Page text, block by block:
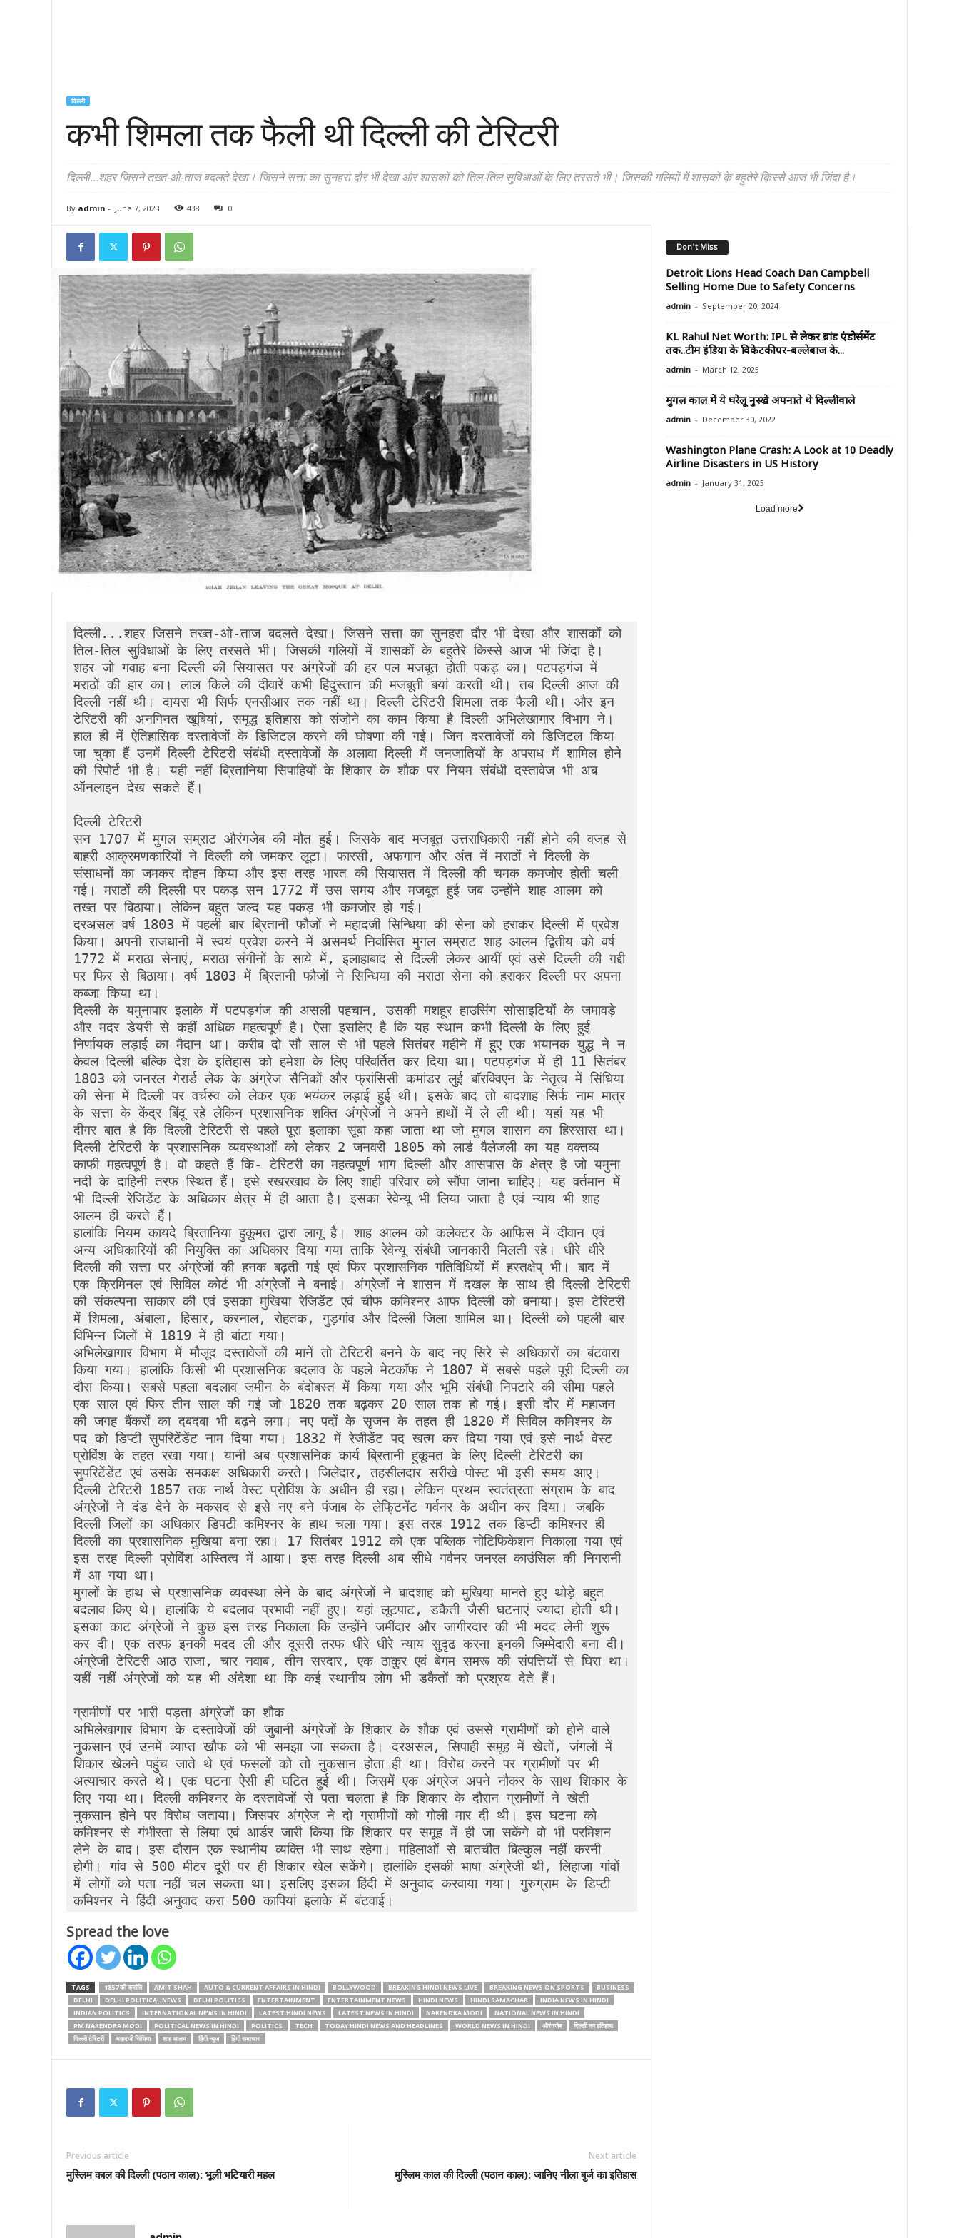
दिल्ली
कभी शिमला तक फैली थी दिल्ली की टेरिटरी
दिल्ली...शहर जिसने तख्त-ओ-ताज बदलते देखा। जिसने सत्ता का सुनहरा दौर भी देखा और शासकों को तिल-तिल सुविधाओं के लिए तरसते भी। जिसकी गलियों में शासकों के बहुतेरे किस्से आज भी जिंदा है।
By admin - June 7, 2023 438 0
दिल्ली...शहर जिसने तख्त-ओ-ताज बदलते देखा। जिसने सत्ता का सुनहरा दौर भी देखा और शासकों को
तिल-तिल सुविधाओं के लिए तरसते भी। जिसकी गलियों में शासकों के बहुतेरे किस्से आज भी जिंदा है।
शहर जो गवाह बना दिल्ली की सियासत पर अंग्रेजों की हर पल मजबूत होती पकड़ का। पटपड़गंज में
मराठों की हार का। लाल किले की दीवारें कभी हिंदुस्तान की मजबूती बयां करती थी। तब दिल्ली आज की
दिल्ली नहीं थी। दायरा भी सिर्फ एनसीआर तक नहीं था। दिल्ली टेरिटरी शिमला तक फैली थी। और इन
टेरिटरी की अनगिनत खूबियां, समृद्ध इतिहास को संजोने का काम किया है दिल्ली अभिलेखागार विभाग ने।
हाल ही में ऐतिहासिक दस्तावेजों के डिजिटल करने की घोषणा की गई। जिन दस्तावेजों को डिजिटल किया
जा चुका हैं उनमें दिल्ली टेरिटरी संबंधी दस्तावेजों के अलावा दिल्ली में जनजातियों के अपराध में शामिल होने
की रिपोर्ट भी है। यही नहीं ब्रितानिया सिपाहियों के शिकार के शौक पर नियम संबंधी दस्तावेज भी अब
ऑनलाइन देख सकते हैं।
दिल्ली टेरिटरी
सन 1707 में मुगल सम्राट औरंगजेब की मौत हुई। जिसके बाद मजबूत उत्तराधिकारी नहीं होने की वजह से
बाहरी आक्रमणकारियों ने दिल्ली को जमकर लूटा। फारसी, अफगान और अंत में मराठों ने दिल्ली के
संसाधनों का जमकर दोहन किया और इस तरह भारत की सियासत में दिल्ली की चमक कमजोर होती चली
गई। मराठों की दिल्ली पर पकड़ सन 1772 में उस समय और मजबूत हुई जब उन्होंने शाह आलम को
तख्त पर बिठाया। लेकिन बहुत जल्द यह पकड़ भी कमजोर हो गई।
दरअसल वर्ष 1803 में पहली बार ब्रितानी फौजों ने महादजी सिन्धिया की सेना को हराकर दिल्ली में प्रवेश
किया। अपनी राजधानी में स्वयं प्रवेश करने में असमर्थ निर्वासित मुगल सम्राट शाह आलम द्वितीय को वर्ष
1772 में मराठा सेनाएं, मराठा संगीनों के साये में, इलाहाबाद से दिल्ली लेकर आयीं एवं उसे दिल्ली की गद्दी
पर फिर से बिठाया। वर्ष 1803 में ब्रितानी फौजों ने सिन्धिया की मराठा सेना को हराकर दिल्ली पर अपना
कब्जा किया था।
दिल्ली के यमुनापार इलाके में पटपड़गंज की असली पहचान, उसकी मशहूर हाउसिंग सोसाइटियों के जमावड़े
और मदर डेयरी से कहीं अधिक महत्वपूर्ण है। ऐसा इसलिए है कि यह स्थान कभी दिल्ली के लिए हुई
निर्णायक लड़ाई का मैदान था। करीब दो सौ साल से भी पहले सितंबर महीने में हुए एक भयानक युद्ध ने न
केवल दिल्ली बल्कि देश के इतिहास को हमेशा के लिए परिवर्तित कर दिया था। पटपड़गंज में ही 11 सितंबर
1803 को जनरल गेरार्ड लेक के अंग्रेज सैनिकों और फ्रांसिसी कमांडर लुई बॉरक्विएन के नेतृत्व में सिंधिया
की सेना में दिल्ली पर वर्चस्व को लेकर एक भयंकर लड़ाई हुई थी। इसके बाद तो बादशाह सिर्फ नाम मात्र
के सत्ता के केंद्र बिंदू रहे लेकिन प्रशासनिक शक्ति अंग्रेजों ने अपने हाथों में ले ली थी। यहां यह भी
दीगर बात है कि दिल्ली टेरिटरी से पहले पूरा इलाका सूबा कहा जाता था जो मुगल शासन का हिस्सास था।
दिल्ली टेरिटरी के प्रशासनिक व्यवस्थाओं को लेकर 2 जनवरी 1805 को लार्ड वैलेजली का यह वक्तव्य
काफी महत्वपूर्ण है। वो कहते हैं कि- टेरिटरी का महत्वपूर्ण भाग दिल्ली और आसपास के क्षेत्र है जो यमुना
नदी के दाहिनी तरफ स्थित हैं। इसे रखरखाव के लिए शाही परिवार को सौंपा जाना चाहिए। यह वर्तमान में
भी दिल्ली रेजिडेंट के अधिकार क्षेत्र में ही आता है। इसका रेवेन्यू भी लिया जाता है एवं न्याय भी शाह
आलम ही करते हैं।
हालांकि नियम कायदे बि्रतानिया हुकूमत द्वारा लागू है। शाह आलम को कलेक्टर के आफिस में दीवान एवं
अन्य अधिकारियों की नियुक्ति का अधिकार दिया गया ताकि रेवेन्यू संबंधी जानकारी मिलती रहे। धीरे धीरे
दिल्ली की सत्ता पर अंग्रेजों की हनक बढ़ती गई एवं फिर प्रशासनिक गतिविधियों में हस्तक्षेप् भी। बाद में
एक क्रिमिनल एवं सिविल कोर्ट भी अंग्रेजों ने बनाई। अंग्रेजों ने शासन में दखल के साथ ही दिल्ली टेरिटरी
की संकल्पना साकार की एवं इसका मुखिया रेजिडेंट एवं चीफ कमिश्नर आफ दिल्ली को बनाया। इस टेरिटरी
में शिमला, अंबाला, हिसार, करनाल, रोहतक, गुड़गांव और दिल्ली जिला शामिल था। दिल्ली को पहली बार
विभिन्न जिलों में 1819 में ही बांटा गया।
अभिलेखागार विभाग में मौजूद दस्तावेजों की मानें तो टेरिटरी बनने के बाद नए सिरे से अधिकारों का बंटवारा
किया गया। हालांकि किसी भी प्रशासनिक बदलाव के पहले मेटकॉफ ने 1807 में सबसे पहले पूरी दिल्ली का
दौरा किया। सबसे पहला बदलाव जमीन के बंदोबस्त में किया गया और भूमि संबंधी निपटारे की सीमा पहले
एक साल एवं फिर तीन साल की गई जो 1820 तक बढ़कर 20 साल तक हो गई। इसी दौर में महाजन
की जगह बैंकरों का दबदबा भी बढ़ने लगा। नए पदों के सृजन के तहत ही 1820 में सिविल कमिश्नर के
पद को डिप्टी सुपरिटेंडेंट नाम दिया गया। 1832 में रेजीडेंट पद खत्म कर दिया गया एवं इसे नार्थ वेस्ट
प्रोविंश के तहत रखा गया। यानी अब प्रशासनिक कार्य ब्रितानी हुकूमत के लिए दिल्ली टेरिटरी का
सुपरिटेंडेंट एवं उसके समकक्ष अधिकारी करते। जिलेदार, तहसीलदार सरीखे पोस्ट भी इसी समय आए।
दिल्ली टेरिटरी 1857 तक नार्थ वेस्ट प्रोविंश के अधीन ही रहा। लेकिन प्रथम स्वतंत्रता संग्राम के बाद
अंग्रेजों ने दंड देने के मकसद से इसे नए बने पंजाब के लेफि्टनेंट गर्वनर के अधीन कर दिया। जबकि
दिल्ली जिलों का अधिकार डिपटी कमिश्नर के हाथ चला गया। इस तरह 1912 तक डिप्टी कमिश्नर ही
दिल्ली का प्रशासनिक मुखिया बना रहा। 17 सितंबर 1912 को एक पब्लिक नोटिफिकेशन निकाला गया एवं
इस तरह दिल्ली प्रोविंश अस्तित्व में आया। इस तरह दिल्ली अब सीधे गर्वनर जनरल काउंसिल की निगरानी
में आ गया था।
मुगलों के हाथ से प्रशासनिक व्यवस्था लेने के बाद अंग्रेजों ने बादशाह को मुखिया मानते हुए थोड़े बहुत
बदलाव किए थे। हालांकि ये बदलाव प्रभावी नहीं हुए। यहां लूटपाट, डकैती जैसी घटनाएं ज्यादा होती थी।
इसका काट अंग्रेजों ने कुछ इस तरह निकाला कि उन्होंने जमींदार और जागीरदार की भी मदद लेनी शुरू
कर दी। एक तरफ इनकी मदद ली और दूसरी तरफ धीरे धीरे न्याय सुदृढ करना इनकी जिम्मेदारी बना दी।
अंग्रेजी टेरिटरी आठ राजा, चार नवाब, तीन सरदार, एक ठाकुर एवं बेगम समरू की संपत्तियों से घिरा था।
यहीं नहीं अंग्रेजों को यह भी अंदेशा था कि कई स्थानीय लोग भी डकैतों को प्रश्रय देते हैं।
ग्रामीणों पर भारी पड़ता अंग्रेजों का शौक
अभिलेखागार विभाग के दस्तावेजों की जुबानी अंग्रेजों के शिकार के शौक एवं उससे ग्रामीणों को होने वाले
नुकसान एवं उनमें व्याप्त खौफ को भी समझा जा सकता है। दरअसल, सिपाही समूह में खेतों, जंगलों में
शिकार खेलने पहुंच जाते थे एवं फसलों को तो नुकसान होता ही था। विरोध करने पर ग्रामीणों पर भी
अत्याचार करते थे। एक घटना ऐसी ही घटित हुई थी। जिसमें एक अंग्रेज अपने नौकर के साथ शिकार के
लिए गया था। दिल्ली कमिश्नर के दस्तावेजों से पता चलता है कि शिकार के दौरान ग्रामीणों ने खेती
नुकसान होने पर विरोध जताया। जिसपर अंग्रेज ने दो ग्रामीणों को गोली मार दी थी। इस घटना को
कमिश्नर से गंभीरता से लिया एवं आर्डर जारी किया कि शिकार पर समूह में ही जा सकेंगे वो भी परमिशन
लेने के बाद। इस दौरान एक स्थानीय व्यक्ति भी साथ रहेगा। महिलाओं से बातचीत बिल्कुल नहीं करनी
होगी। गांव से 500 मीटर दूरी पर ही शिकार खेल सकेंगे। हालांकि इसकी भाषा अंग्रेजी थी, लिहाजा गांवों
में लोगों को पता नहीं चल सकता था। इसलिए इसका हिंदी में अनुवाद करवाया गया। गुरुग्राम के डिप्टी
Spread the love
TAGS 1857 की क्रांति AMIT SHAH AUTO & CURRENT AFFAIRS IN HINDI BOLLYWOOD BREAKING HINDI NEWS LIVE BREAKING NEWS ON SPORTS
BUSINESS
DELHI
DELHI POLITICAL NEWS DELHI POLITICS ENTERTAINMENT ENTERTAINMENT NEWS HINDI NEWS HINDI SAMACHAR
INDIA NEWS IN HINDI
INDIAN POLITICS
INTERNATIONAL NEWS IN HINDI LATEST HINDI NEWS LATEST NEWS IN HINDI NARENDRA MODI
NATIONAL NEWS IN HINDI
PM NARENDRA MODI
POLITICAL NEWS IN HINDI POLITICS TECH TODAY HINDI NEWS AND HEADLINES WORLD NEWS IN HINDI औरंगजेब
दिल्ली का इतिहास
दिल्ली टेरिटरी
महादजी सिंधिया शाह आलम हिंदी न्यूज हिंदी समाचार
Previous article
मुस्लिम काल की दिल्ली (पठान काल): भूली भटियारी महल
Next article
मुस्लिम काल की दिल्ली (पठान काल): जानिए नीला बुर्ज का इतिहास
Don't Miss
Detroit Lions Head Coach Dan Campbell
Selling Home Due to Safety Concerns
admin - September 20, 2024
KL Rahul Net Worth: IPL से लेकर ब्रांड एंडोर्समेंट
तक..टीम इंडिया के विकेटकीपर-बल्लेबाज के...
admin - March 12, 2025
मुगल काल में ये घरेलू नुस्खे अपनाते थे दिल्लीवाले
admin - December 30, 2022
Washington Plane Crash: A Look at 10 Deadly
Airline Disasters in US History
admin - January 31, 2025
Load more